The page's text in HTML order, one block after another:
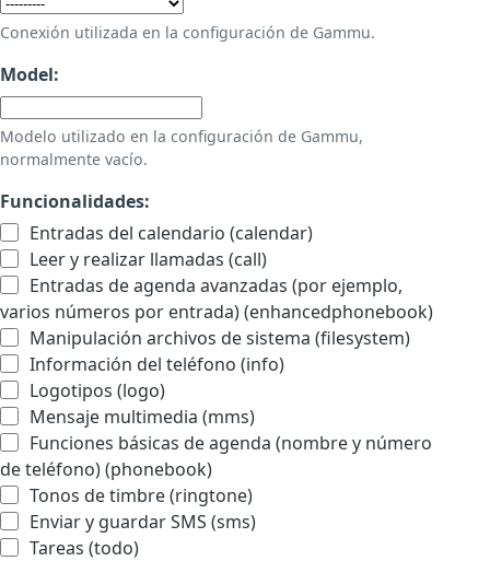
Conexión utilizada en la configuración de Gammu.
Model:
Modelo utilizado en la configuración de Gammu,
normalmente vacío.
Funcionalidades:
Entradas del calendario (calendar)
Leer y realizar llamadas (call)
Entradas de agenda avanzadas (por ejemplo,
varios números por entrada) (enhancedphonebook)
Manipulación archivos de sistema (filesystem)
Información del teléfono (info)
Logotipos (logo)
Mensaje multimedia (mms)
Funciones básicas de agenda (nombre y número
de teléfono) (phonebook)
Tonos de timbre (ringtone)
Enviar y guardar SMS (sms)
Tareas (todo)